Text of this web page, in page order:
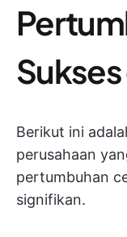
Berikut ini
perusahaan
pertumbuhan
signifikan.